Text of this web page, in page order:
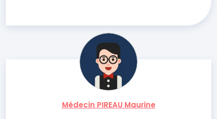
Médecin PIREAU Maurine